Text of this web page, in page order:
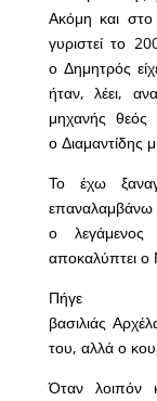
Ακόμη και
γυριστεί το
ο Δημητρός
ήταν, λέει,
μηχανής
ο Διαμαντίδης
Το έχω
επαναλαμβάνω
ο λεγάμενος
αποκαλύπτει ο
Πήγε
βασιλιάς
του, αλλά ο
Όταν λοιπόν